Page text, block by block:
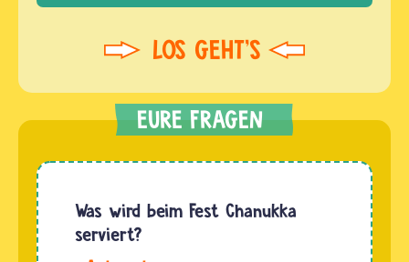
Was wird beim Fest Chanukka
serviert?